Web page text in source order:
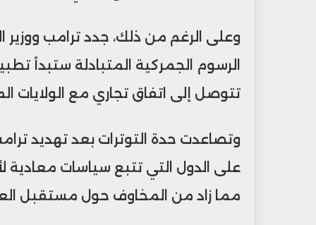
وعلى الرغم من ذلك، جدد ترامب ووزير
الرسوم الجمركية المتبادلة ستبدأ
تتوصل إلى اتفاق تجاري مع الولايات
على الدول التي تتبع سياسات معادية
مما زاد من المخاوف حول مستقبل